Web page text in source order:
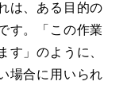
は、ある目的の
す。「この作業
す」のように、
場合に用いられ